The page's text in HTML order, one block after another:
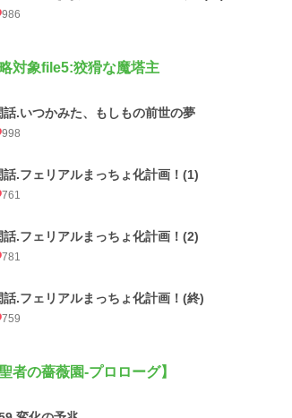
986
対象file5:狡猾な魔塔主
話.いつかみた、もしもの前世の夢
998
話.フェリアルまっちょ化計画！(1)
761
話.フェリアルまっちょ化計画！(2)
781
話.フェリアルまっちょ化計画！(終)
759
者の薔薇園-プロローグ】